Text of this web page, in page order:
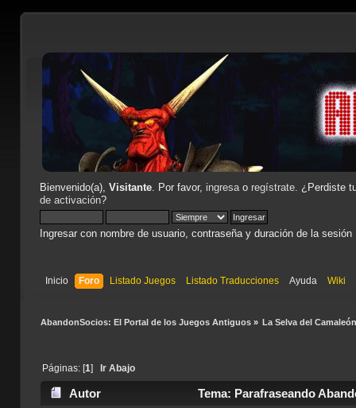
Bienvenido(a), Visitante. Por favor, ingresao regístrate. ¿Perdiste
de activación?
Ingresar con nombre de usuario, contraseña y duración de la sesión
Inicio Foro Listado Juegos Listado Traducciones Ayuda Wiki
AbandonSocios: El Portal de los Juegos Antiguos» La Selva del
Páginas: [1] Ir Abajo
Autor Tema: Parafraseando